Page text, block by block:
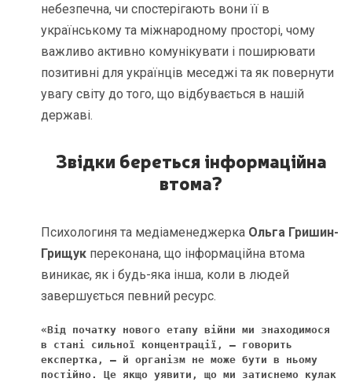
небезпечна, чи спостерігають вони її в
українському та міжнародному просторі, чому
важливо активно комунікувати і поширювати
позитивні для українців меседжі та як повернути
увагу світу до того, що відбувається в нашій
державі.
Звідки береться інформаційна
втома?
Психологиня та медіаменеджерка Ольга Гришин-
Грищук переконана, що інформаційна втома
виникає, як і будь-яка інша, коли в людей
завершується певний ресурс.
«Від початку нового етапу війни ми знаходимося
в стані сильної концентрації, – говорить
експертка, – й організм не може бути в ньому
постійно. Це якщо уявити, що ми затиснемо кулак